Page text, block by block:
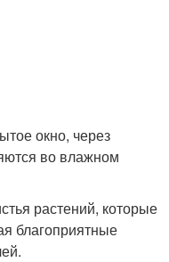
окно, через
во влажном
растений, которые
благоприятные